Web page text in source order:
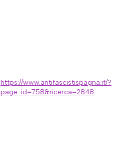
https://www.antifascistispagna.it/?
page_id=758&ricerca=2848